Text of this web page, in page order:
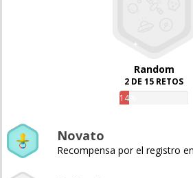
Random
2 DE 15 RETOS
14%
Novato
Recompensa por el registro